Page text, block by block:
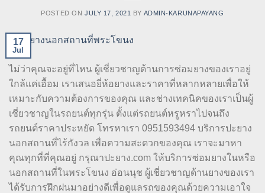
POSTED ON JULY 17, 2021 BY ADMIN-KARUNAPAYANG
17
Jul
ไม่ว่าคุณจะอยู่ที่ไหน ผู้เชี่ยวชาญด้านการซ่อมยางของเราอยู่
ใกล้แค่เอื้อม เราเสนอยี่ห้อยางและราคาที่หลากหลายเพื่อให้
เหมาะกับความต้องการของคุณ และช่างเทคนิคของเราเป็นผู้
เชี่ยวชาญในรถยนต์ทุกรุ่น ตั้งแต่รถยนต์หรูหราไปจนถึง
รถยนต์ราคาประหยัด โทรหาเรา 0951593494 บริการปะยาง
นอกสถานที่ไร้กังวล เพื่อความสะดวกของคุณ เราจะมาหา
คุณทุกที่ที่คุณอยู่ กรุณาปะยาง.com ให้บริการซ่อมยางในหรือ
นอกสถานที่ในพระโขนง อ่อนนุช ผู้เชี่ยวชาญด้านยางของเรา
ได้รับการฝึกฝนมาอย่างดีเพื่อดูแลรถของคุณด้วยความเอาใจ